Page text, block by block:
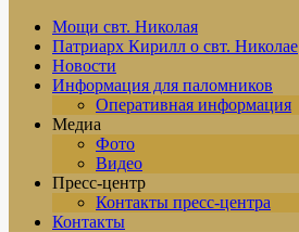
Мощи свт. Николая
Патриарх Кирилл о свт. Николае
Новости
Информация для паломников
Оперативная информация
Медиа
Фото
Видео
Пресс-центр
Контакты пресс-центра
Контакты